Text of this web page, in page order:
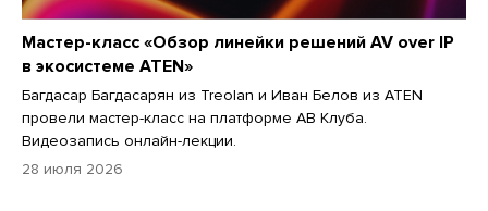
Мастер-класс «Обзор линейки решений AV over IP
в экосистеме ATEN»
Багдасар Багдасарян из Treolan и Иван Белов из ATEN
провели мастер-класс на платформе АВ Клуба.
Видеозапись онлайн-лекции.
28 июля 2026